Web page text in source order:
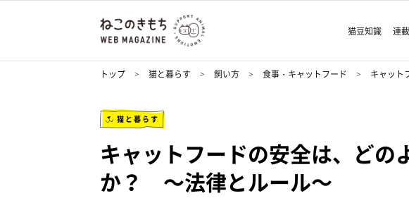
猫豆知識 連載
トップ 猫と暮らす 飼い方 食事・キャットフード キャット
猫と暮らす
キャットフードの安全は、どの
か？ ～法律とルール～